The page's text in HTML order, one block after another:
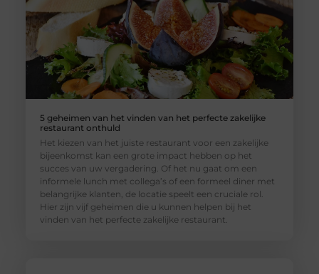
5 geheimen van het vinden van het perfecte zakelijke
restaurant onthuld
Het kiezen van het juiste restaurant voor een zakelijke
bijeenkomst kan een grote impact hebben op het
succes van uw vergadering. Of het nu gaat om een
informele lunch met collega’s of een formeel diner met
belangrijke klanten, de locatie speelt een cruciale rol.
Hier zijn vijf geheimen die u kunnen helpen bij het
vinden van het perfecte zakelijke restaurant.